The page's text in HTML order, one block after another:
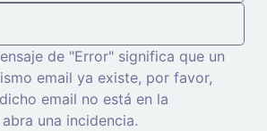
de "Error" significa que un
email ya existe, por favor,
email no está en la
una incidencia.